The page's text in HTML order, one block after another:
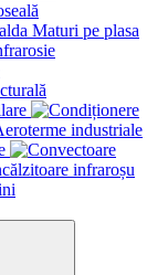
Maturi pe plasa
industriale
infraroșu